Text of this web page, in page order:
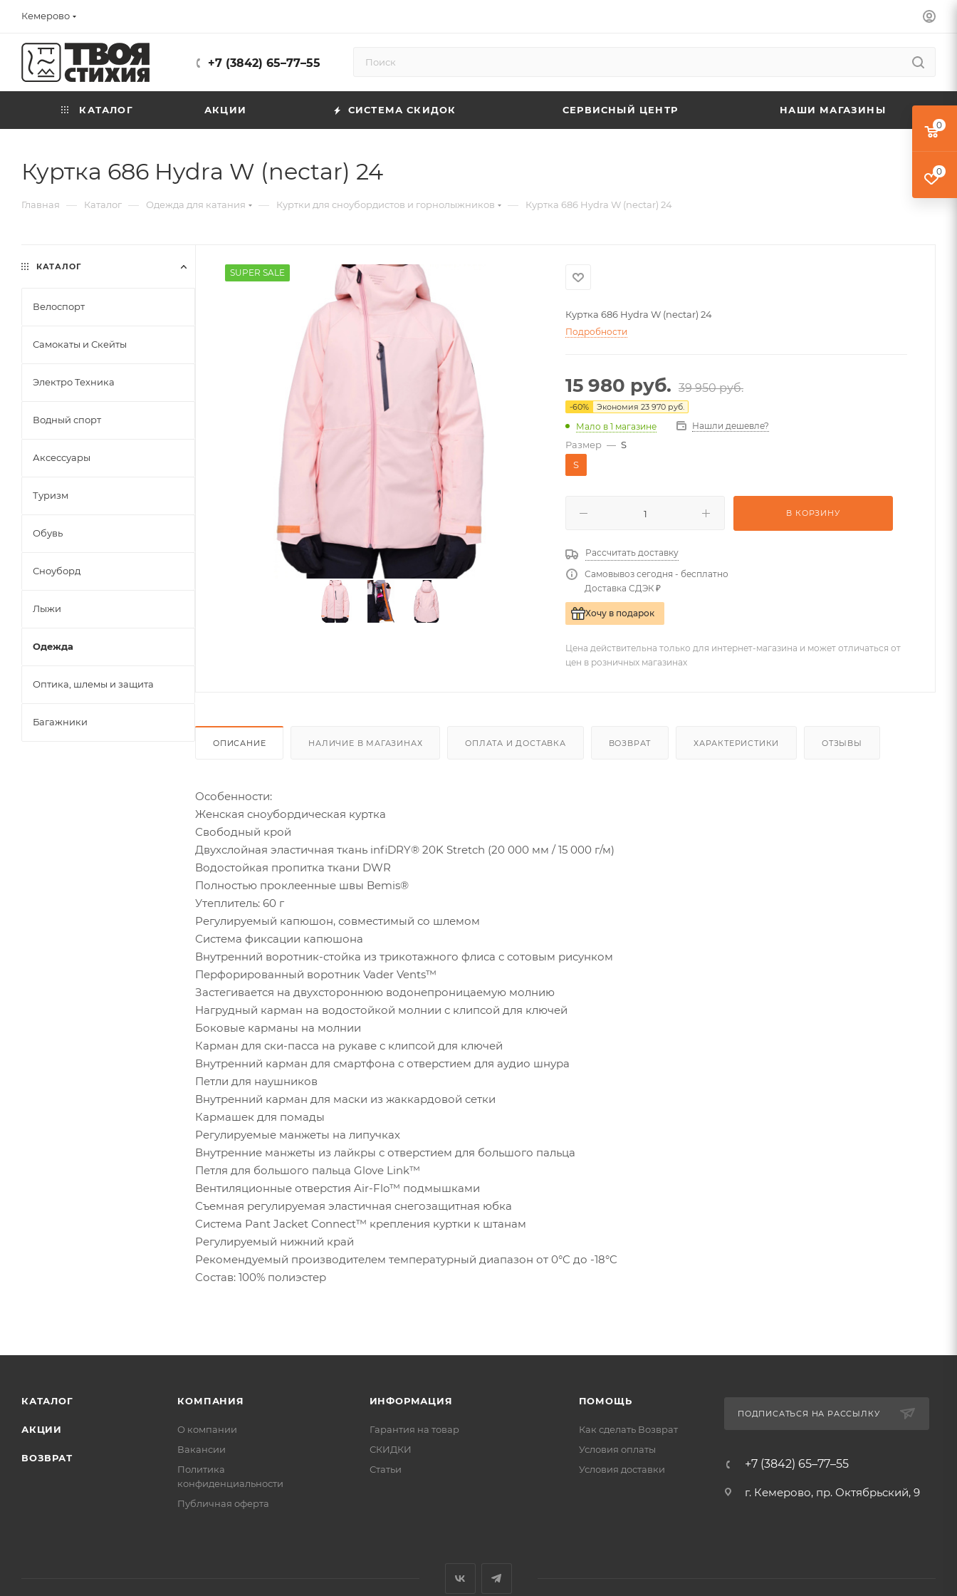
Кемерово
+7 (3842) 65–77–55
КАТАЛОГ АКЦИИ СИСТЕМА СКИДОК СЕРВИСНЫЙ ЦЕНТР НАШИ МАГАЗИНЫ
Куртка 686 Hydra W (nectar) 24
Главная — Каталог — Одежда для катания — Куртки для сноубордистов и горнолыжников — Куртка 686 Hydra W (nectar) 24
SUPER SALE
Куртка 686 Hydra W (nectar) 24
Подробности
15 980 руб. 39 950руб.
-60% Экономия 23 970 руб.
Мало в 1 магазине Нашли дешевле?
Размер — S
S
В КОРЗИНУ
Рассчитать доставку
Самовывоз сегодня - бесплатно
Доставка СДЭК ₽
Хочу в подарок
Цена действительна только для интернет-магазина и может отличаться от
цен в розничных магазинах
ОПИСАНИЕ НАЛИЧИЕ В МАГАЗИНАХ ОПЛАТА И ДОСТАВКА ВОЗВРАТ ХАРАКТЕРИСТИКИ ОТЗЫВЫ
Особенности:
Женская сноубордическая куртка
Свободный крой
Двухслойная эластичная ткань infiDRY® 20K Stretch (20 000 мм / 15 000 г/м)
Водостойкая пропитка ткани DWR
Полностью проклеенные швы Bemis®
Утеплитель: 60 г
Регулируемый капюшон, совместимый со шлемом
Система фиксации капюшона
Внутренний воротник-стойка из трикотажного флиса с сотовым рисунком
Перфорированный воротник Vader Vents™
Застегивается на двухстороннюю водонепроницаемую молнию
Нагрудный карман на водостойкой молнии с клипсой для ключей
Боковые карманы на молнии
Карман для ски-пасса на рукаве с клипсой для ключей
Внутренний карман для смартфона с отверстием для аудио шнура
Петли для наушников
Внутренний карман для маски из жаккардовой сетки
Кармашек для помады
Регулируемые манжеты на липучках
Внутренние манжеты из лайкры с отверстием для большого пальца
Петля для большого пальца Glove Link™
Вентиляционные отверстия Air-Flo™ подмышками
Съемная регулируемая эластичная снегозащитная юбка
Система Pant Jacket Connect™ крепления куртки к штанам
Регулируемый нижний край
Рекомендуемый производителем температурный диапазон от 0°C до -18°C
Состав: 100% полиэстер
КАТАЛОГ
Велоспорт
Самокаты и Скейты
Электро Техника
Водный спорт
Аксессуары
Туризм
Обувь
Сноуборд
Лыжи
Одежда
Оптика, шлемы и защита
Багажники
КАТАЛОГ
АКЦИИ
ВОЗВРАТ
КОМПАНИЯ
О компании
Вакансии
Политика
конфиденциальности
Публичная оферта
ИНФОРМАЦИЯ
Гарантия на товар
СКИДКИ
Статьи
ПОМОЩЬ
Как сделать Возврат
Условия оплаты
Условия доставки
ПОДПИСАТЬСЯ НА РАССЫЛКУ
+7 (3842) 65–77–55
г. Кемерово, пр. Октябрьский, 9
0
0